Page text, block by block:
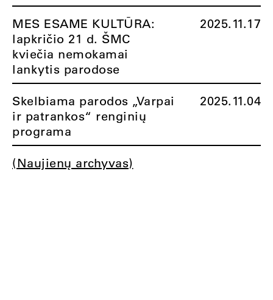
MES ESAME KULTŪRA:
lapkričio 21 d. ŠMC
kviečia nemokamai
lankytis parodose
2025.11.17
Skelbiama parodos „Varpai
ir patrankos“ renginių
programa
2025.11.04
(Naujienų archyvas)